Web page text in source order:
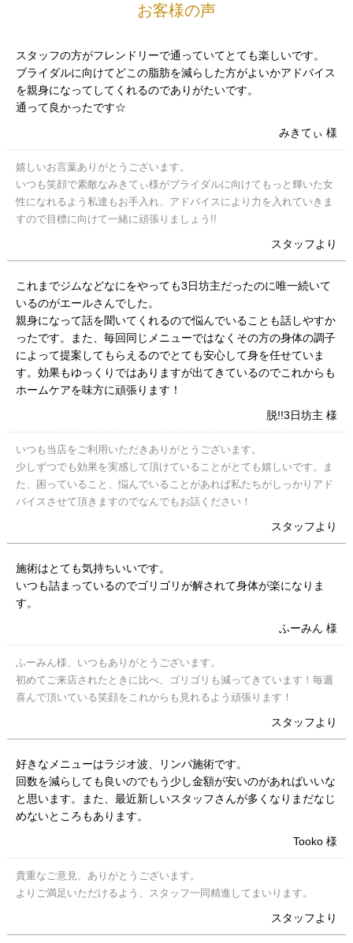
お客様の声
スタッフの方がフレンドリーで通っていてとても楽しいです。
ブライダルに向けてどこの脂肪を減らした方がよいかアドバイス
を親身になってしてくれるのでありがたいです。
通って良かったです☆
みきてぃ 様
嬉しいお言葉ありがとうございます。
いつも笑顔で素敵なみきてぃ様がブライダルに向けてもっと輝いた女
性になれるよう私達もお手入れ、アドバイスにより力を入れていきま
すので目標に向けて一緒に頑張りましょう!!
スタッフより
これまでジムなどなにをやっても3日坊主だったのに唯一続いて
いるのがエールさんでした。
親身になって話を聞いてくれるので悩んでいることも話しやすか
ったです。また、毎回同じメニューではなくその方の身体の調子
によって提案してもらえるのでとても安心して身を任せていま
す。効果もゆっくりではありますが出てきているのでこれからも
ホームケアを味方に頑張ります！
脱!!3日坊主 様
いつも当店をご利用いただきありがとうございます。
少しずつでも効果を実感して頂けていることがとても嬉しいです。ま
た、困っていること、悩んでいることがあれば私たちがしっかりアド
バイスさせて頂きますのでなんでもお話ください！
スタッフより
施術はとても気持ちいいです。
いつも詰まっているのでゴリゴリが解されて身体が楽になりま
す。
ふーみん 様
ふーみん様、いつもありがとうございます。
初めてご来店されたときに比べ、ゴリゴリも減ってきています！毎週
喜んで頂いている笑顔をこれからも見れるよう頑張ります！
スタッフより
好きなメニューはラジオ波、リンパ施術です。
回数を減らしても良いのでもう少し金額が安いのがあればいいな
と思います。また、最近新しいスタッフさんが多くなりまだなじ
めないところもあります。
Tooko 様
貴重なご意見、ありがとうございます。
よりご満足いただけるよう、スタッフ一同精進してまいります。
スタッフより